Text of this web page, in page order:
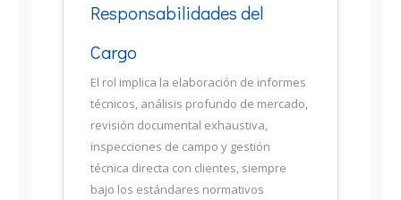
Responsabilidades del
Cargo
El rol implica la elaboración de informes
técnicos, análisis profundo de mercado,
revisión documental exhaustiva,
inspecciones de campo y gestión
técnica directa con clientes, siempre
bajo los estándares normativos